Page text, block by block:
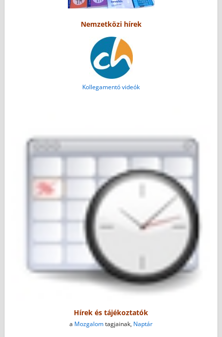
Nemzetközi hírek
Kollegamentó videók
Hírek és tájékoztatók
a Mozgalomtagjainak, Naptár